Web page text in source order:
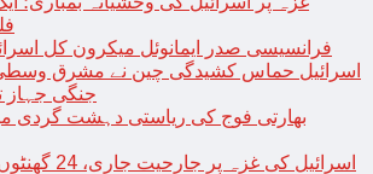
فرانسیسی صدر ایمانوئل میکرون کل
جنگی جہاز
اسرائیل کی غزہ